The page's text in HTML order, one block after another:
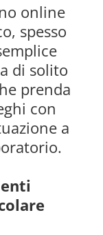
online
spesso
di solito
prenda
con
a